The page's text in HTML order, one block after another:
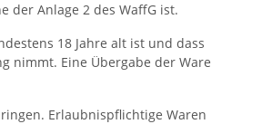
der Anlage 2 des WaffG ist.
18 Jahre alt ist und dass
nimmt. Eine Übergabe der Ware
Erlaubnispflichtige Waren